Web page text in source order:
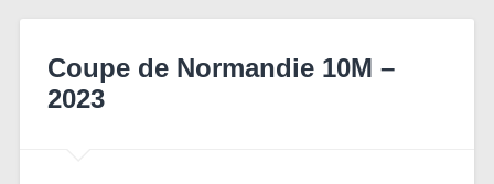
Coupe de Normandie 10M –
2023